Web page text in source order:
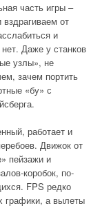
часть игры –
от
и
Даже у станков
узлы», не
зачем портить
«бу» с
работает и
Движок от
пейзажи и
коробок, по-
FPS редко
графики, а вылеты